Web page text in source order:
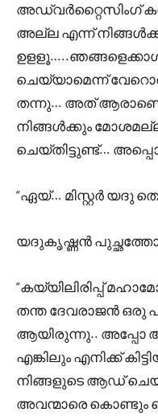
അഡ്വർറ്റൈസിംഗ്
അല്ല എന്ന്
ചെയ്യാമെന്ന്
തന്നു… അത്
നിങ്ങൾക്കും
ചെയ്തിട്ടുണ്ട്…
“ഏയ്‌… മിസ്റ്റർ യദു
യദുകൃഷ്ണൻ
“കയ്യിലിരിപ്പ്
തന്ത ദേവരാജൻ ഒരു
ആയിരുന്നു.. അപ്പോ ആ
എങ്കിലും എനിക്ക്
നിങ്ങളുടെ ആഡ്
അവന്മാരെ കൊണ്ടും